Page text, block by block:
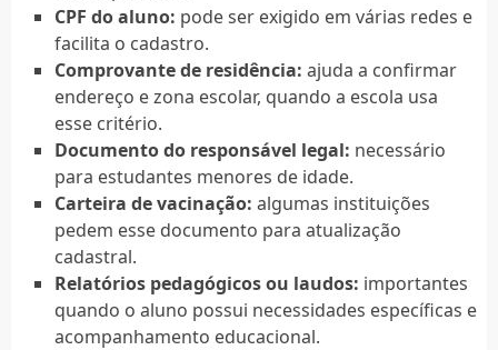
CPF do aluno: pode ser exigido em várias redes e
facilita o cadastro.
Comprovante de residência: ajuda a confirmar
endereço e zona escolar, quando a escola usa
esse critério.
Documento do responsável legal: necessário
para estudantes menores de idade.
Carteira de vacinação: algumas instituições
pedem esse documento para atualização
cadastral.
Relatórios pedagógicos ou laudos: importantes
quando o aluno possui necessidades específicas e
acompanhamento educacional.